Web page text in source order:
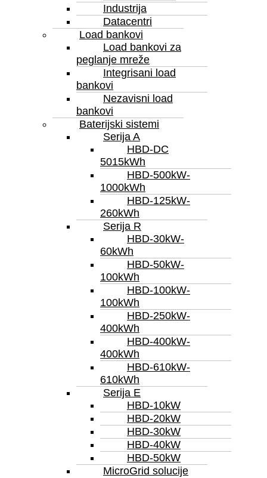
Industrija
Datacentri
Load bankovi
Load bankovi za
peglanje mreže
Integrisani load
bankovi
Nezavisni load
bankovi
Baterijski sistemi
Serija A
HBD-DC
5015kWh
HBD-500kW-
1000kWh
HBD-125kW-
260kWh
Serija R
HBD-30kW-
60kWh
HBD-50kW-
100kWh
HBD-100kW-
100kWh
HBD-250kW-
400kWh
HBD-400kW-
400kWh
HBD-610kW-
610kWh
Serija E
HBD-10kW
HBD-20kW
HBD-30kW
HBD-40kW
HBD-50kW
MicroGrid solucije